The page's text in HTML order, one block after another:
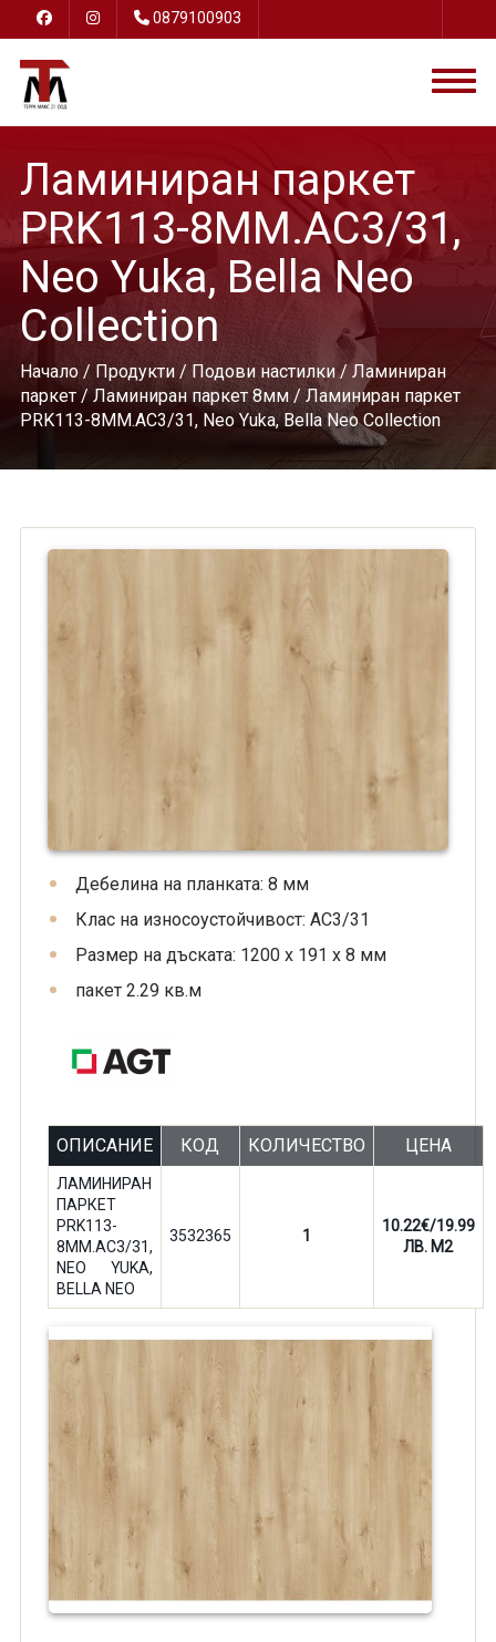
0879100903
Ламиниран паркет
PRK113-8ММ.AC3/31,
Neo Yuka, Bella Neo
Collection
Начало/ Продукти/ Подови настилки/ Ламиниран
паркет/Ламиниран паркет 8мм/ Ламиниран паркет
PRK113-8ММ.AC3/31, Neo Yuka, Bella Neo Collection
Дебелина на планката: 8 мм
Клас на износоустойчивост: AC3/31
Размер на дъската: 1200 х 191 х 8 мм
пакет 2.29 кв.м
ОПИСАНИЕ КОД КОЛИЧЕСТВО ЦЕНА
ЛАМИНИРАН
ПАРКЕТ
PRK113-
8ММ.AC3/31,
NEO YUKA,
BELLA NEO
3532365 1
10.22€/19.99
ЛВ. M2